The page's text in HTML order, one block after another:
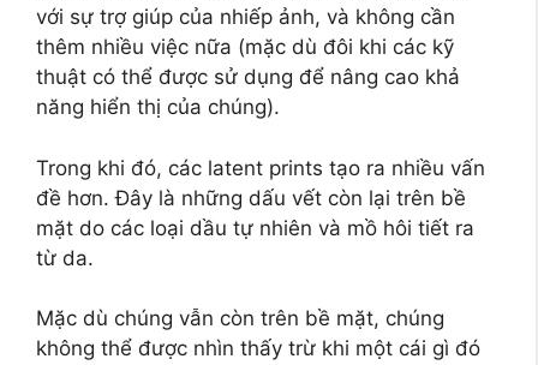
với sự trợ giúp của nhiếp ảnh, và không cần
thêm nhiều việc nữa (mặc dù đôi khi các kỹ
thuật có thể được sử dụng để nâng cao khả
năng hiển thị của chúng).
Trong khi đó, các latent prints tạo ra nhiều vấn
đề hơn. Đây là những dấu vết còn lại trên bề
mặt do các loại dầu tự nhiên và mồ hôi tiết ra
từ da.
Mặc dù chúng vẫn còn trên bề mặt, chúng
không thể được nhìn thấy trừ khi một cái gì đó